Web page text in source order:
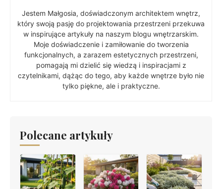
Jestem Małgosia, doświadczonym architektem wnętrz,
który swoją pasję do projektowania przestrzeni przekuwa
w inspirujące artykuły na naszym blogu wnętrzarskim.
Moje doświadczenie i zamiłowanie do tworzenia
funkcjonalnych, a zarazem estetycznych przestrzeni,
pomagają mi dzielić się wiedzą i inspiracjami z
czytelnikami, dążąc do tego, aby każde wnętrze było nie
tylko piękne, ale i praktyczne.
Polecane artykuły